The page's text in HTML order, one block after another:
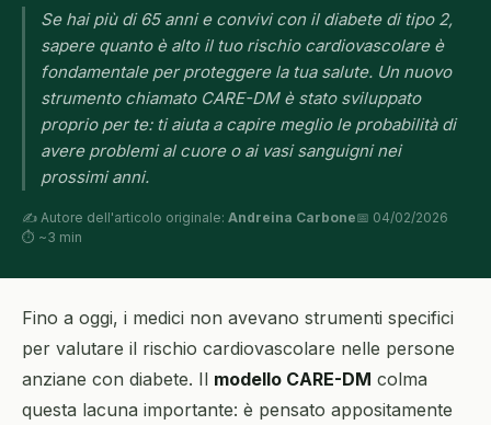
Se hai più di 65 anni e convivi con il diabete di tipo 2,
sapere quanto è alto il tuo rischio cardiovascolare è
fondamentale per proteggere la tua salute. Un nuovo
strumento chiamato CARE-DM è stato sviluppato
proprio per te: ti aiuta a capire meglio le probabilità di
avere problemi al cuore o ai vasi sanguigni nei
prossimi anni.
✍️ Autore dell'articolo originale: Andreina Carbone📅 04/02/2026
⏱ ~3 min
Fino a oggi, i medici non avevano strumenti specifici
per valutare il rischio cardiovascolare nelle persone
anziane con diabete. Il modello CARE-DM colma
questa lacuna importante: è pensato appositamente